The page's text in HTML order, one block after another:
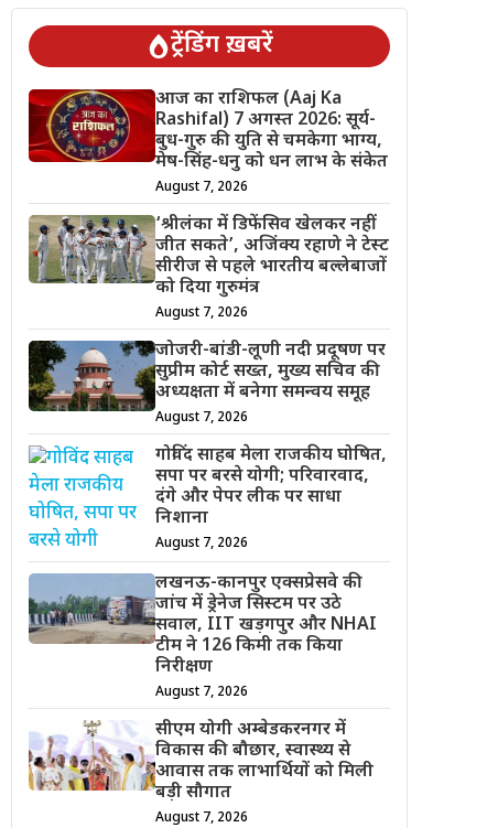
ट्रेंडिंग ख़बरें
आज का राशिफल (Aaj Ka
Rashifal) 7 अगस्त 2026: सूर्य-
बुध-गुरु की युति से चमकेगा भाग्य,
मेष-सिंह-धनु को धन लाभ के संकेत
August 7, 2026
‘श्रीलंका में डिफेंसिव खेलकर नहीं
जीत सकते’, अजिंक्य रहाणे ने टेस्ट
सीरीज से पहले भारतीय बल्लेबाजों
को दिया गुरुमंत्र
August 7, 2026
जोजरी-बांडी-लूणी नदी प्रदूषण पर
सुप्रीम कोर्ट सख्त, मुख्य सचिव की
अध्यक्षता में बनेगा समन्वय समूह
August 7, 2026
गोविंद साहब मेला राजकीय घोषित,
सपा पर बरसे योगी; परिवारवाद,
दंगे और पेपर लीक पर साधा
निशाना
August 7, 2026
लखनऊ-कानपुर एक्सप्रेसवे की
जांच में ड्रेनेज सिस्टम पर उठे
सवाल, IIT खड़गपुर और NHAI
टीम ने 126 किमी तक किया
निरीक्षण
August 7, 2026
सीएम योगी अम्बेडकरनगर में
विकास की बौछार, स्वास्थ्य से
आवास तक लाभार्थियों को मिली
बड़ी सौगात
August 7, 2026